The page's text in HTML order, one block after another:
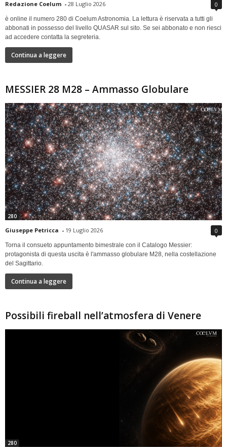
Redazione Coelum - 28 Luglio 2026 0
è online il numero 280 di Coelum Astronomia. La lettura è riservata a tutti gli
abbonati in possesso del livello QUASAR sul sito. Se sei abbonato e non riesci
ad accedere contatta la segreteria.
Continua a leggere
MESSIER 28 M28 – Ammasso Globulare
280
Giuseppe Petricca - 19 Luglio 2026 0
Torna il consueto appuntamento bimestrale con il Catalogo Messier:
protagonista di questa uscita è l'ammasso globulare M28, nella costellazione
del Sagittario.
Continua a leggere
Possibili fireball nell’atmosfera di Venere
280